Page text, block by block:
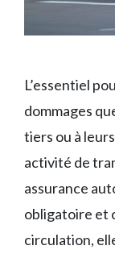
L’essentiel
dommages
tiers ou à
activité de
assurance
obligatoire et
circulation,